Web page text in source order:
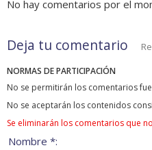
No hay comentarios por el
Deja tu comentario
NORMAS DE PARTICIPACIÓN
No se permitirán los comentarios
No se aceptarán los contenidos
Se eliminarán los comentarios que
Nombre *: